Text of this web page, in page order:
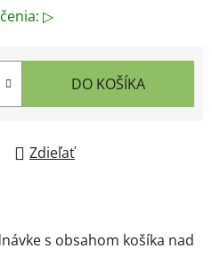
▷
DO KOŠÍKA
Zdieľať
s obsahom košíka nad